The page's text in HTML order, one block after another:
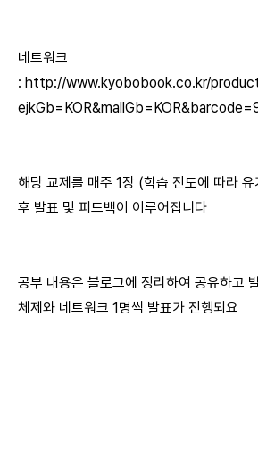
네트워크
: http://www.kyobobook.co.kr/
해당 교제를 매주 1장 (학습 진도에 따라
후 발표 및 피드백이 이루어집니다
공부 내용은 블로그에 정리하여 공유하고
체제와 네트워크 1명씩 발표가 진행되요